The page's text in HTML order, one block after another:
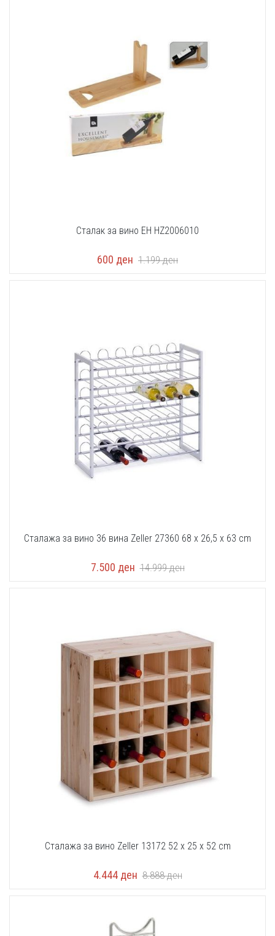
Сталак за вино EH HZ2006010
600 ден 1.199ден
Сталажа за вино 36 вина Zeller 27360 68 x 26,5 x 63 cm
7.500 ден 14.999ден
Сталажа за вино Zeller 13172 52 x 25 x 52 cm
4.444 ден 8.888ден